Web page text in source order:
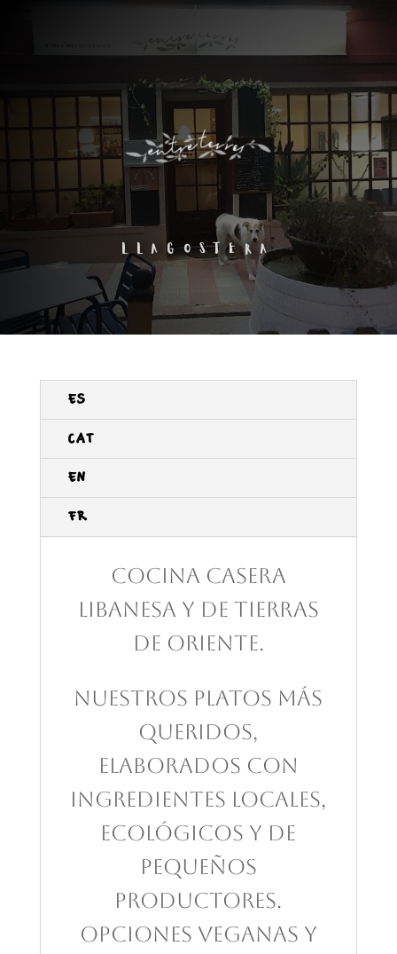
LLAGOSTERA
ES
CAT
EN
FR
Cocina casera
libanesa y de tierras
de Oriente.
Nuestros platos más
queridos,
elaborados con
ingredientes locales,
ecológicos y de
pequeños
productores.
Opciones veganas y